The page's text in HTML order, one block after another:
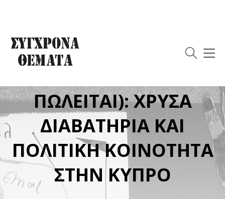
ΙΔΙΟΚΤΗΣΙΑΣ (Ή ΟΤΑΝ
ΠΩΛΕΙΤΑΙ): ΧΡΥΣΑ
ΔΙΑΒΑΤΗΡΙΑ ΚΑΙ
ΠΟΛΙΤΙΚΗ ΚΟΙΝΟΤΗΤΑ
ΣΤΗΝ ΚΥΠΡΟ